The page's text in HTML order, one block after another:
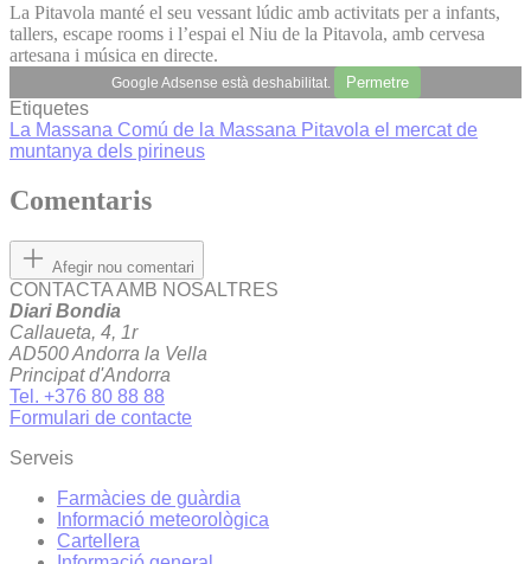
La Pitavola manté el seu vessant lúdic amb activitats per a infants,
tallers, escape rooms i l’espai el Niu de la Pitavola, amb cervesa
artesana i música en directe.
Google Adsense està deshabilitat. Permetre
Etiquetes
La Massana Comú de la Massana Pitavola el mercat de
muntanya dels pirineus
Comentaris
Afegir nou comentari
CONTACTA AMB NOSALTRES
Diari Bondia
Callaueta, 4, 1r
AD500 Andorra la Vella
Principat d'Andorra
Tel. +376 80 88 88
Formulari de contacte
Serveis
Farmàcies de guàrdia
Informació meteorològica
Cartellera